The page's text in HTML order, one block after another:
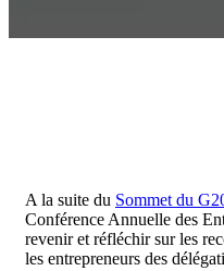
A la suite du Sommet du
Conférence Annuelle des
revenir et réfléchir sur les
les entrepreneurs des